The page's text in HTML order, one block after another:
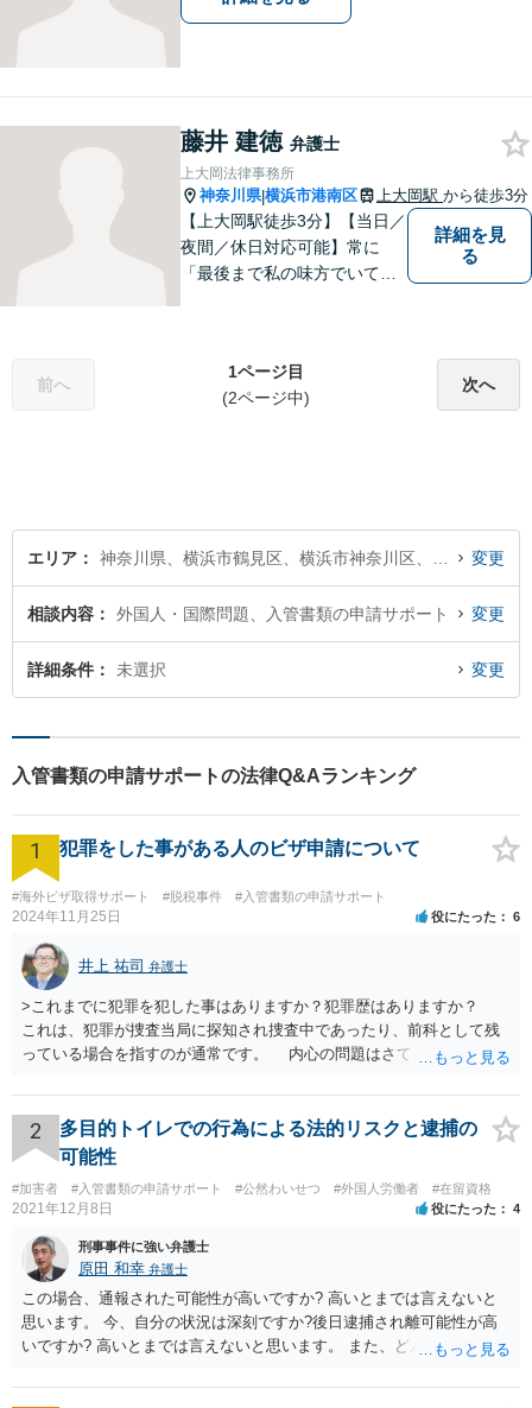
藤井 建徳 弁護士
上大岡法律事務所
神奈川県|横浜市港南区 上大岡駅 から徒歩3分
【上大岡駅徒歩3分】【当日／
夜間／休日対応可能】常に
「最後まで私の味方でいてく
の法律事務所として皆様のお
力になれればと考えておりま
詳細を見
る
前へ
1ページ目
(2ページ中)
次へ
エリア 変更
相談内容 外国人・国際問題、入管書類の申請サポート 変更
詳細条件 未選択 変更
入管書類の申請サポートの法律Q&Aランキング
1 犯罪をした事がある人のビザ申請について
#海外ビザ取得サポート #脱税事件 #入管書類の申請サポート
2024年11月25日 役にたった 6
井上 祐司 弁護士
>これまでに犯罪を犯した事はありますか？犯罪歴はありますか？
これは、犯罪が捜査当局に探知され捜査中であったり、前科として残
っている場合を指すのが通常です。 内心の問題はさておき、ご質問
2
多目的トイレでの行為による法的リスクと逮捕の
可能性
#加害者 #入管書類の申請サポート #公然わいせつ #外国人労働者 #在留資格
2021年12月8日 役にたった 4
刑事事件に強い弁護士
原田 和幸 弁護士
この場合、通報された可能性が高いですか? 高いとまでは言えないと
思います。 今、自分の状況は深刻ですか?後日逮捕され離可能性が高
いですか? 高いとまでは言えないと思います。 また、どんな犯罪をし
たりでしょうか。